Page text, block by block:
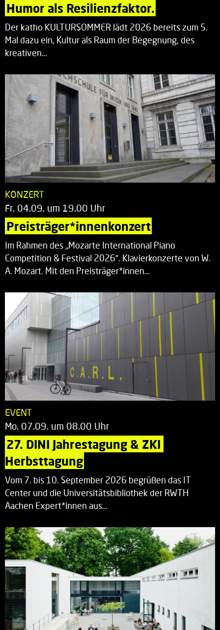
Humor als Resilienzfaktor.
Der katho KULTURSOMMER lädt 2026 bereits zum 5.
Mal dazu ein, Kultur als Raum der Begegnung, des
kreativen…
KONZERT
Fr. 04.09. um 19.00 Uhr
Preisträger*innenkonzert
Im Rahmen des „Mozarte International Piano
Competition & Festival 2026“. Klavierkonzerte von W.
A. Mozart. Mit den Preisträger*innen…
EVENT
Mo. 07.09. um 08.00 Uhr
27. DINI Jahrestagung & ZKI
Herbsttagung
Vom 7. bis 10. September 2026 begrüßen das IT
Center und die Universitätsbibliothek der RWTH
Aachen Expert*innen aus…